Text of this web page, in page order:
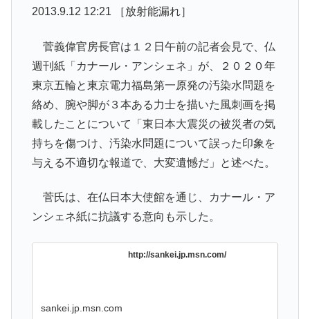
2013.9.12 12:21 ［放射能漏れ］
菅義偉官房長官は１２日午前の記者会見で、仏
週刊紙「カナール・アンシェネ」が、２０２０年
東京五輪と東京電力福島第一原発の汚染水問題を
絡め、腕や脚が３本ある力士を描いた風刺画を掲
載したことについて「東日本大震災の被災者の気
持ちを傷つけ、汚染水問題について誤った印象を
与える不適切な報道で、大変遺憾だ」と述べた。
菅氏は、在仏日本大使館を通じ、カナール・ア
ンシェネ紙に抗議する意向も示した。
http://sankei.jp.msn.com/
sankei.jp.msn.com